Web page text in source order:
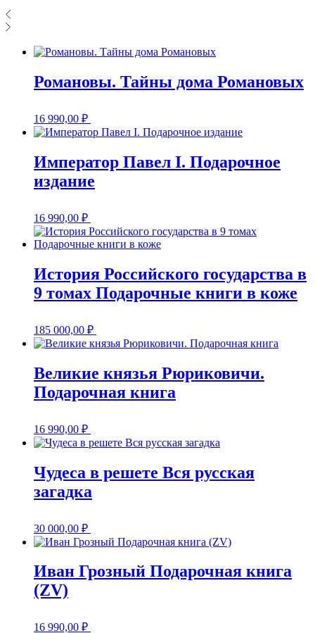
Романовы. Тайны дома Романовых
16 990,00 ₽
Император Павел I. Подарочное
издание
16 990,00 ₽
История Российского государства в
9 томах Подарочные книги в коже
185 000,00 ₽
Великие князья Рюриковичи.
Подарочная книга
16 990,00 ₽
Чудеса в решете Вся русская
загадка
30 000,00 ₽
Иван Грозный Подарочная книга
(ZV)
16 990,00 ₽